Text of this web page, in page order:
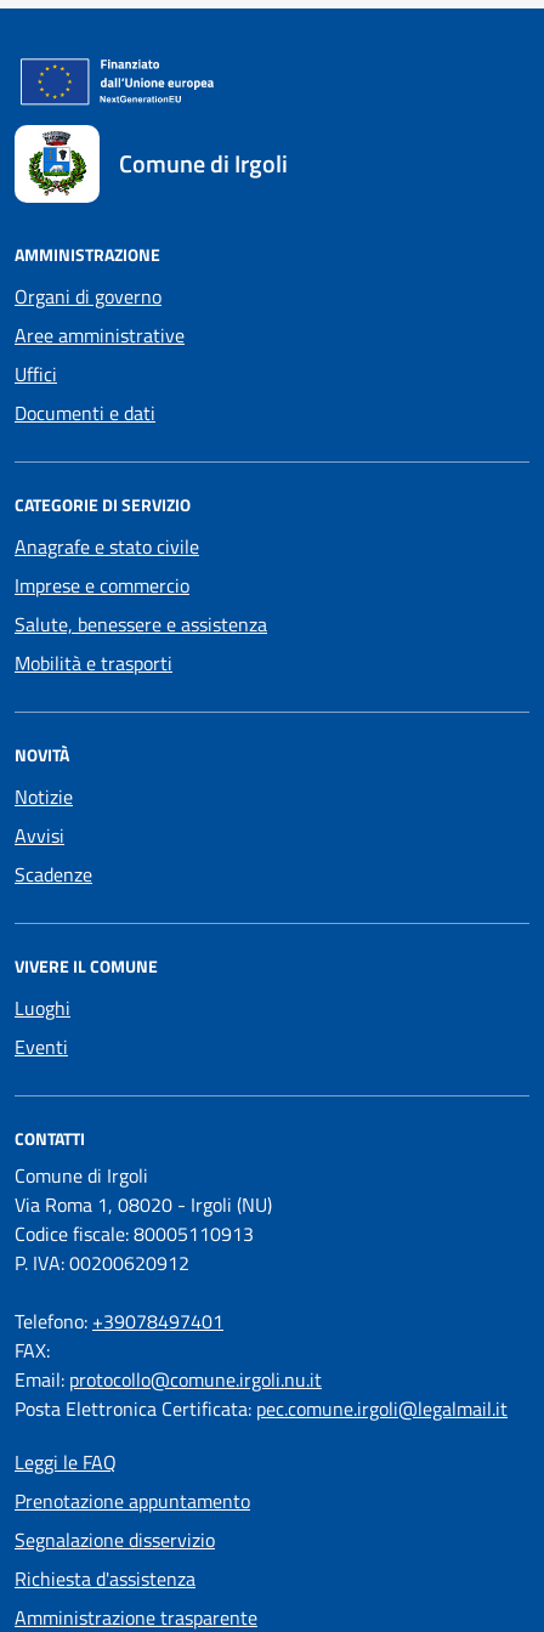
Comune di Irgoli
AMMINISTRAZIONE
Organi di governo
Aree amministrative
Uffici
Documenti e dati
CATEGORIE DI SERVIZIO
Anagrafe e stato civile
Imprese e commercio
Salute, benessere e assistenza
Mobilità e trasporti
NOVITÀ
Notizie
Avvisi
Scadenze
VIVERE IL COMUNE
Luoghi
Eventi
CONTATTI
Comune di Irgoli
Via Roma 1, 08020 - Irgoli (NU)
Codice fiscale: 80005110913
P. IVA: 00200620912
Telefono: +39078497401
FAX:
Email: protocollo@comune.irgoli.nu.it
Posta Elettronica Certificata: pec.comune.irgoli@legalmail.it
Leggi le FAQ
Prenotazione appuntamento
Segnalazione disservizio
Richiesta d'assistenza
Amministrazione trasparente